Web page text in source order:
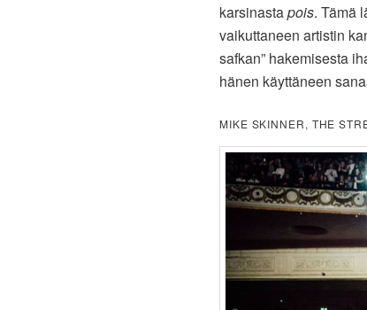
karsinastapois. Tämä
vaikuttaneen artistin
safkan” hakemisesta
hänen käyttäneen
MIKE SKINNER, THE